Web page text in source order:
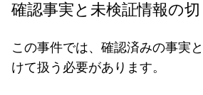
確認事実と未検証情報の
この事件では、確認済みの事実
けて扱う必要があります。